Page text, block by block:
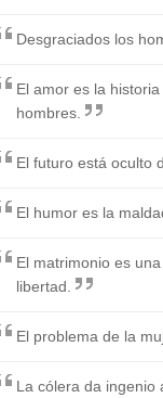
Desgraciados los
El amor es la
hombres.
El futuro está oculto
El humor es la
El matrimonio es
libertad.
El problema de la
La cólera da ingenio